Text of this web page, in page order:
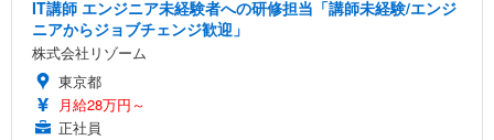
IT講師 エンジニア未経験者への研修担当「講師未経験/エンジ
ニアからジョブチェンジ歓迎」
株式会社リゾーム
東京都
月給28万円～
正社員